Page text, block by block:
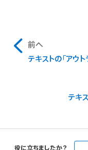
前へ
テキストの「アウ
テキ
役に立ちましたか？